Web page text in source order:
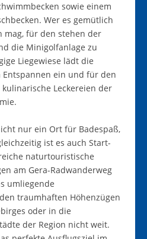
sowie einem
Wer es gemütlich
mag, für den stehen der
die Minigolfanlage zu
Liegewiese lädt die
ein und für den
Leckereien der
nur ein Ort für Badespaß,
ist es auch Start-
naturtouristische
am Gera-Radwanderweg
umliegende
traumhaften Höhenzügen
oder in die
der Region nicht weit.